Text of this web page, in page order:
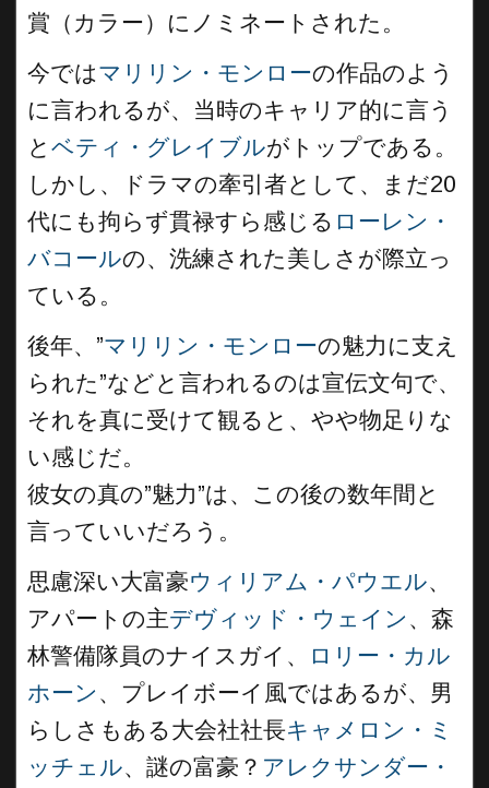
賞（カラー）にノミネートされた。
今ではマリリン・モンローの作品のよう
に言われるが、当時のキャリア的に言う
と ベティ・グレイブルがトップである。
しかし、ドラマの牽引者として、まだ20
代にも拘らず貫禄すら感じる ローレン・
バコールの、洗練された美しさが際立っ
ている。
後年、”マリリン・モンローの魅力に支え
られた”などと言われるのは宣伝文句で、
それを真に受けて観ると、やや物足りな
い感じだ。
彼女の真の”魅力”は、この後の数年間と
言っていいだろう。
思慮深い大富豪ウィリアム・パウエル、
アパートの主デヴィッド・ウェイン 、森
林警備隊員のナイスガイ、
ロリー・カル
ホーン 、プレイボーイ風ではあるが、男
らしさもある大会社社長キャメロン・ミ
ッチェル、謎の富豪？ アレクサンダー・